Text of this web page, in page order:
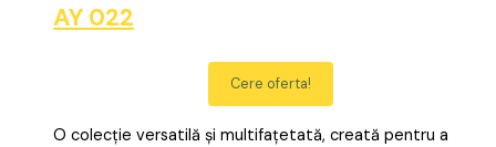
AY 022
Cere oferta!
O colecție versatilă și multifațetată, creată pentru a